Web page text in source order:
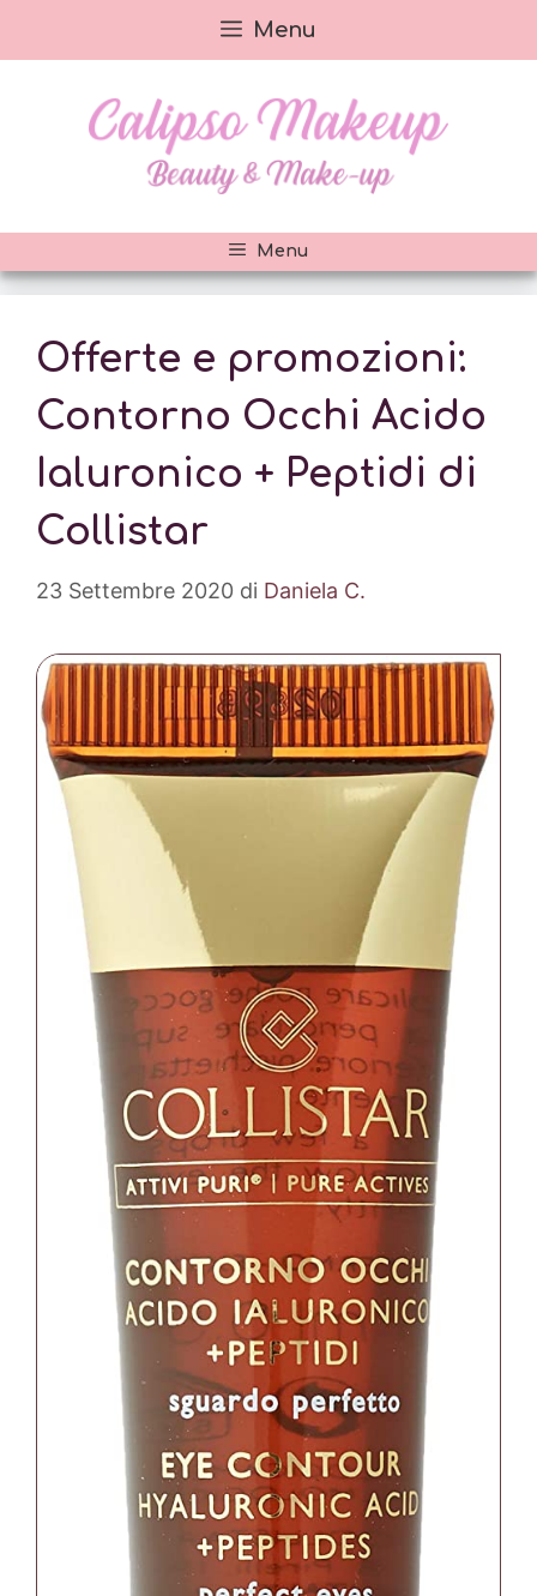
al
Menu
Menu
Offerte e promozioni:
Contorno Occhi Acido
Ialuronico + Peptidi di
Collistar
23 Settembre 2020 di Daniela C.